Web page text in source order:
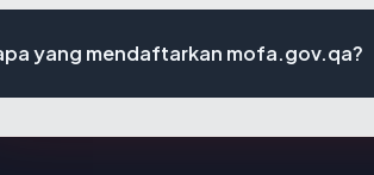
yang mendaftarkan mofa.gov.qa?